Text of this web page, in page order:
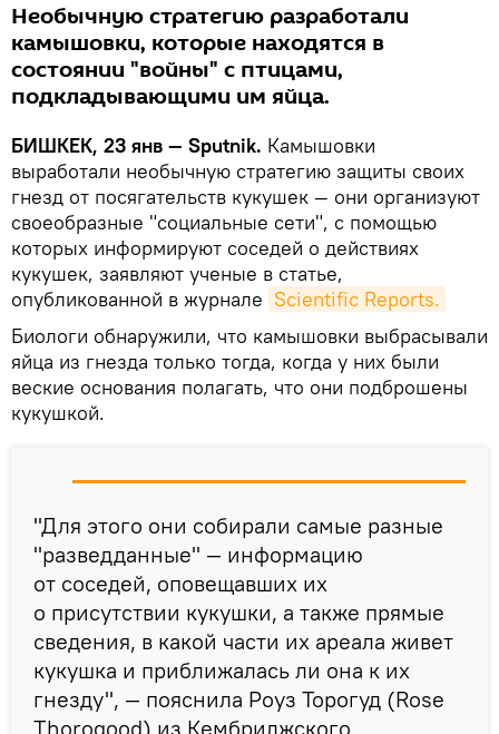
Необычную стратегию разработали
камышовки, которые находятся в
состоянии "войны" с птицами,
подкладывающими им яйца.
БИШКЕК, 23 янв — Sputnik. Камышовки
выработали необычную стратегию защиты своих
гнезд от посягательств кукушек — они организуют
своеобразные "социальные сети", с помощью
которых информируют соседей о действиях
кукушек, заявляют ученые в статье,
опубликованной в журнале Scientific Reports.
Биологи обнаружили, что камышовки выбрасывали
яйца из гнезда только тогда, когда у них были
веские основания полагать, что они подброшены
кукушкой.
"Для этого они собирали самые разные
"разведданные" — информацию
от соседей, оповещавших их
о присутствии кукушки, а также прямые
сведения, в какой части их ареала живет
кукушка и приближалась ли она к их
гнезду", — пояснила Роуз Торогуд (Rose
Thorogood) из Кембриджского